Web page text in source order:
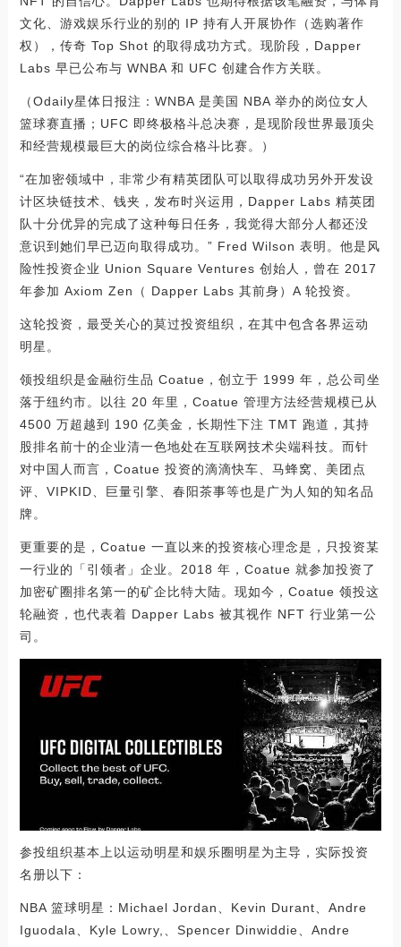
文化、游戏娱乐行业的别的 IP 持有人开展协作（选购著作
权），传奇 Top Shot 的取得成功方式。现阶段，Dapper
Labs 早已公布与 WNBA 和 UFC 创建合作方关联。
（Odaily星体日报注：WNBA 是美国 NBA 举办的岗位女人
篮球赛直播；UFC 即终极格斗总决赛，是现阶段世界最顶尖
和经营规模最巨大的岗位综合格斗比赛。）
“在加密领域中，非常少有精英团队可以取得成功另外开发设
计区块链技术、钱夹，发布时兴运用，Dapper Labs 精英团
队十分优异的完成了这种每日任务，我觉得大部分人都还没
意识到她们早已迈向取得成功。” Fred Wilson 表明。他是风
险性投资企业 Union Square Ventures 创始人，曾在 2017
年参加 Axiom Zen（ Dapper Labs 其前身）A 轮投资。
这轮投资，最受关心的莫过投资组织，在其中包含各界运动
明星。
领投组织是金融衍生品 Coatue，创立于 1999 年，总公司坐
落于纽约市。以往 20 年里，Coatue 管理方法经营规模已从
4500 万超越到 190 亿美金，长期性下注 TMT 跑道，其持
股排名前十的企业清一色地处在互联网技术尖端科技。而针
对中国人而言，Coatue 投资的滴滴快车、马蜂窝、美团点
评、VIPKID、巨量引擎、春阳茶事等也是广为人知的知名品
牌。
更重要的是，Coatue 一直以来的投资核心理念是，只投资某
一行业的「引领者」企业。2018 年，Coatue 就参加投资了
加密矿圈排名第一的矿企比特大陆。现如今，Coatue 领投这
轮融资，也代表着 Dapper Labs 被其视作 NFT 行业第一公
司。
参投组织基本上以运动明星和娱乐圈明星为主导，实际投资
名册以下：
NBA 篮球明星：Michael Jordan、Kevin Durant、Andre
Iguodala、Kyle Lowry,、Spencer Dinwiddie、Andre